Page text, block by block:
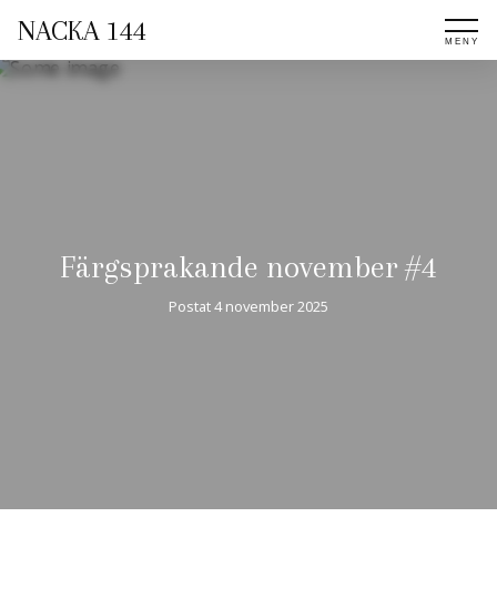
NACKA 144
Färgsprakande november #4
Postat4 november 2025